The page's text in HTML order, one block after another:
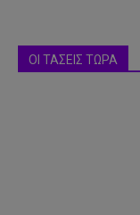
ΟΙ ΤΑΣΕΙΣ ΤΩΡΑ